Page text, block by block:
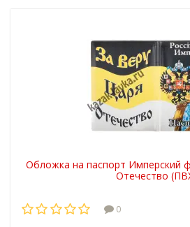
Обложка на паспорт Имперский
Отечество
0